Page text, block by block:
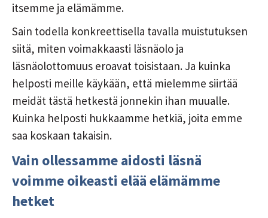
itsemme ja elämämme.
Sain todella konkreettisella tavalla muistutuksen
siitä, miten voimakkaasti läsnäolo ja
läsnäolottomuus eroavat toisistaan. Ja kuinka
helposti meille käykään, että mielemme siirtää
meidät tästä hetkestä jonnekin ihan muualle.
Kuinka helposti hukkaamme hetkiä, joita emme
saa koskaan takaisin.
Vain ollessamme aidosti läsnä
voimme oikeasti elää elämämme
hetket